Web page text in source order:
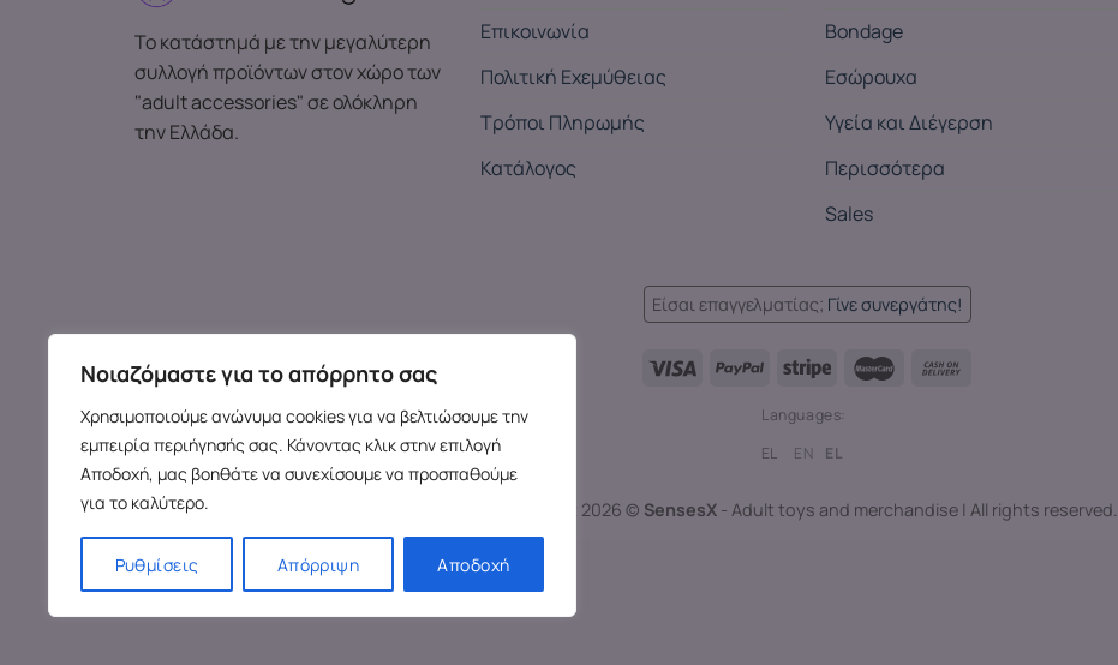
Νοιαζόμαστε για το απόρρητο σας
Χρησιμοποιούμε ανώνυμα cookies για να βελτιώσουμε την
εμπειρία περιήγησής σας. Κάνοντας κλικ στην επιλογή
Αποδοχή, μας βοηθάτε να συνεχίσουμε να προσπαθούμε
για το καλύτερο.
Ρυθμίσεις Απόρριψη Αποδοχή
Το κατάστημά με την μεγαλύτερη
συλλογή προϊόντων στον χώρο των
"adult accessories" σε ολόκληρη
την Ελλάδα.
Επικοινωνία
Πολιτική Εχεμύθειας
Τρόποι Πληρωμής
Κατάλογος
Bondage
Εσώρουχα
Υγεία και Διέγερση
Περισσότερα
Sales
Είσαι επαγγελματίας; Γίνε συνεργάτης!
Languages:
EL
EN EL
Copyright 2026 © SensesX - Adult toys and merchandise | All rights reserved.